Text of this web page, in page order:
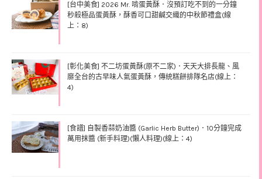
[台中美食] 2026 Mr. 啃蛋黃酥．沒預訂吃不到的一分鐘
秒殺極品蛋黃酥，酥香可口甜鹹交織的中秋節禮盒(線
上：8)
[彰化美食] 不二坊蛋黃酥(原不二家)．天天大排長龍、風
靡全台的古早味人氣蛋黃酥，傳統糕餅排隊名店(線上：
4)
[食譜] 自製香蒜奶油醬 (Garlic Herb Butter)．10分鐘完成
萬用抹醬 (新手料理)(懶人料理)(線上：4)